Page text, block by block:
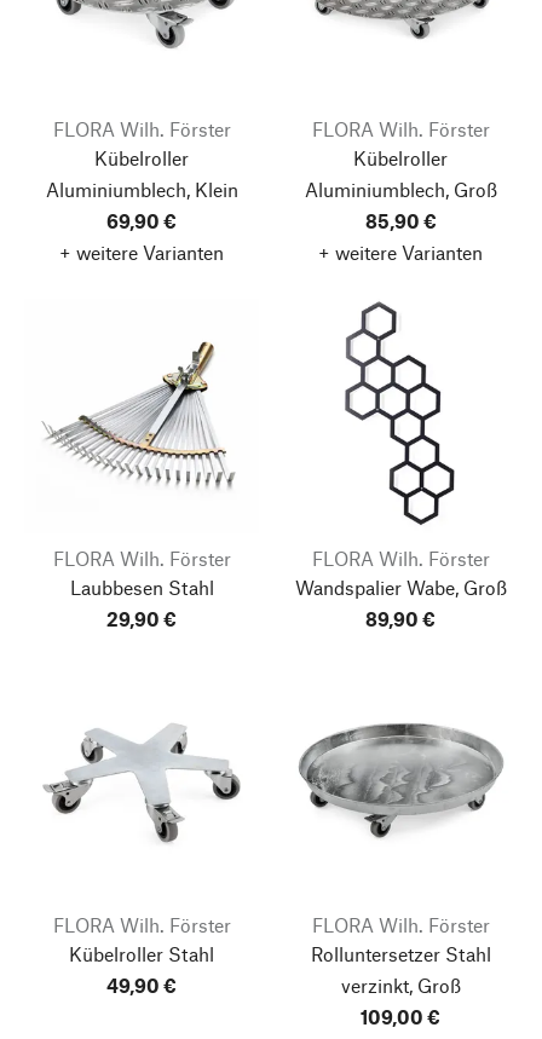
FLORA Wilh. Förster
Kübelroller
Aluminiumblech, Klein
69,90 €
+ weitere Varianten
FLORA Wilh. Förster
Kübelroller
Aluminiumblech, Groß
85,90 €
+ weitere Varianten
FLORA Wilh. Förster
Laubbesen Stahl
29,90 €
FLORA Wilh. Förster
Wandspalier Wabe, Groß
89,90 €
FLORA Wilh. Förster
Kübelroller Stahl
49,90 €
FLORA Wilh. Förster
Rolluntersetzer Stahl
verzinkt, Groß
109,00 €